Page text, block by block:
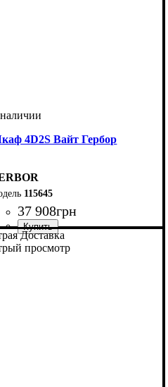
4D2S Вайт Гербор
115645
37 908грн
Доставка
просмотр